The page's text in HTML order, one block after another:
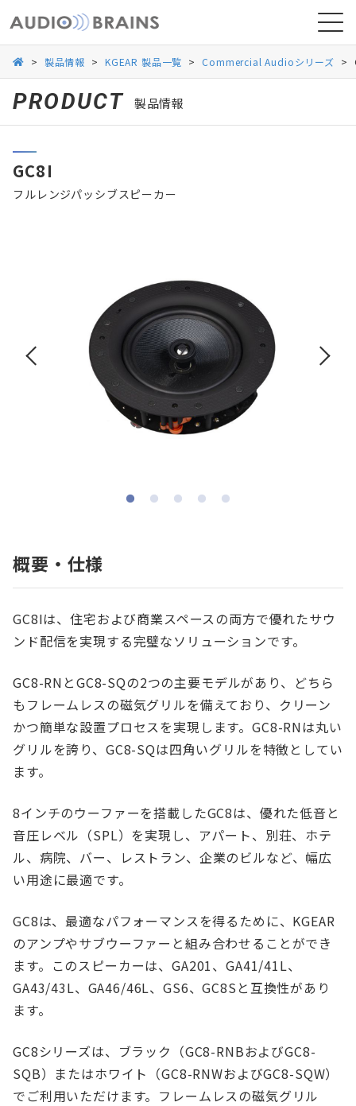
導入事例
お問い合わせ
> 製品情報 > KGEAR 製品一覧 > Commercial Audioシリーズ >
PRODUCT 製品情報
GC8I
フルレンジパッシブスピーカー
概要・仕様
GC8Iは、住宅および商業スペースの両方で優れたサウ
ンド配信を実現する完璧なソリューションです。
GC8-RNとGC8-SQの2つの主要モデルがあり、どちら
もフレームレスの磁気グリルを備えており、クリーン
かつ簡単な設置プロセスを実現します。GC8-RNは丸い
グリルを誇り、GC8-SQは四角いグリルを特徴としてい
ます。
8インチのウーファーを搭載したGC8は、優れた低音と
音圧レベル（SPL）を実現し、アパート、別荘、ホテ
ル、病院、バー、レストラン、企業のビルなど、幅広
い用途に最適です。
GC8は、最適なパフォーマンスを得るために、KGEAR
のアンプやサブウーファーと組み合わせることができ
ます。このスピーカーは、GA201、GA41/41L、
GA43/43L、GA46/46L、GS6、GC8Sと互換性があり
ます。
GC8シリーズは、ブラック（GC8-RNBおよびGC8-
SQB）またはホワイト（GC8-RNWおよびGC8-SQW）
でご利用いただけます。フレームレスの磁気グリル